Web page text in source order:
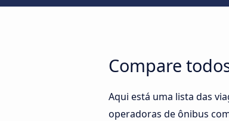
Compare
Aqui está uma lista das
operadoras de ônibus